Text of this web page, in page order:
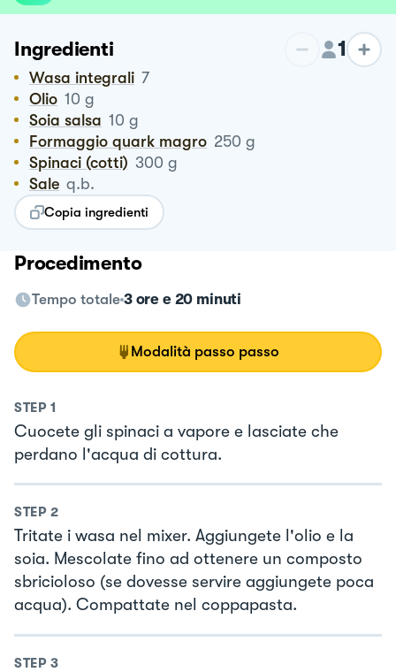
Ingredienti 1
Wasa integrali 7
Olio 10 g
Soia salsa 10 g
Formaggio quark magro 250 g
Spinaci (cotti) 300 g
Sale q.b.
Copia ingredienti
Procedimento
Tempo totale 3 ore e 20 minuti
Modalità passo passo
STEP 1
Cuocete gli spinaci a vapore e lasciate che
perdano l'acqua di cottura.
STEP 2
Tritate i wasa nel mixer. Aggiungete l'olio e la
soia. Mescolate fino ad ottenere un composto
sbricioloso (se dovesse servire aggiungete poca
acqua). Compattate nel coppapasta.
STEP 3